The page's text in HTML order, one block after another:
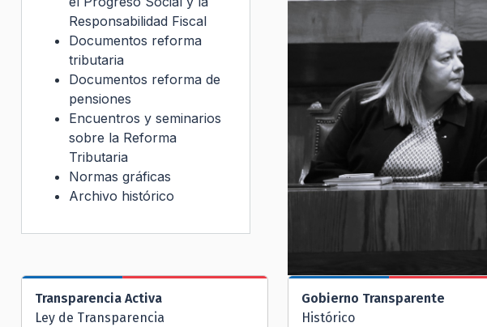
Responsabilidad Fiscal
Documentos reforma
tributaria
Documentos reforma de
pensiones
Encuentros y seminarios
sobre la Reforma
Tributaria
Normas gráficas
Archivo histórico
Transparencia Activa
Ley de Transparencia
Gobierno Transparente
Histórico